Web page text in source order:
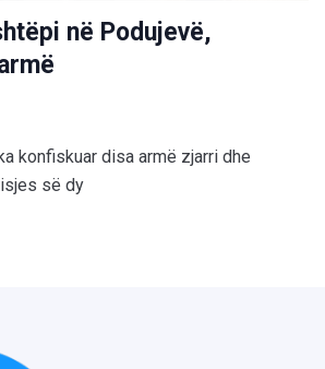
në Podujevë,
konfiskuar disa armë zjarri dhe
së dy